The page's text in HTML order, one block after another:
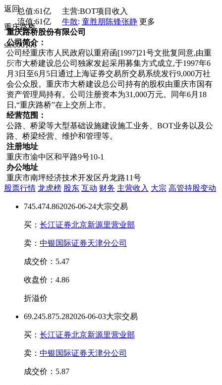
返回
重庆路桥
sh:600106
总值:61亿 主营:BOT项目收入
流值:61亿 牛散: 童胜朋 陈锋张静 更多
重庆路桥股份有限公司
公司简介：
公司经重庆市人民政府以重府函[1997]21号文批复同意,由重
庆市大桥建设总公司独家发起采用募集方式成立,于1997年6
月3日至6月5日通过上海证券交易所交易系统发行9,000万社
会公众股。重庆市大桥建设总公司持有的股权由重庆市国有
资产管理局持有。公司注册资本为31,000万元。同年6月18
日,“重庆路桥”在上交所上市。
经营范围：
公路、桥梁等大型基础设施建设施工业务、BOT业务以及公
路、桥梁经营、维护和管理等。
注册地址
重庆市渝中区和平路9号10-1
办公地址
重庆市南坪经济技术开发区丹龙路11号
股票行情 龙虎榜 股东 互动 财务 主营收入 大宗 高管持股变动
745.474.862026-06-24大宗交易
买： 长江证券北京新源里营业部
卖： 中银国际证券天津分公司
成交价：5.47
收盘价：4.86
折溢价
69.245.875.282026-06-03大宗交易
买： 长江证券北京新源里营业部
卖： 中银国际证券天津分公司
成交价：5.87